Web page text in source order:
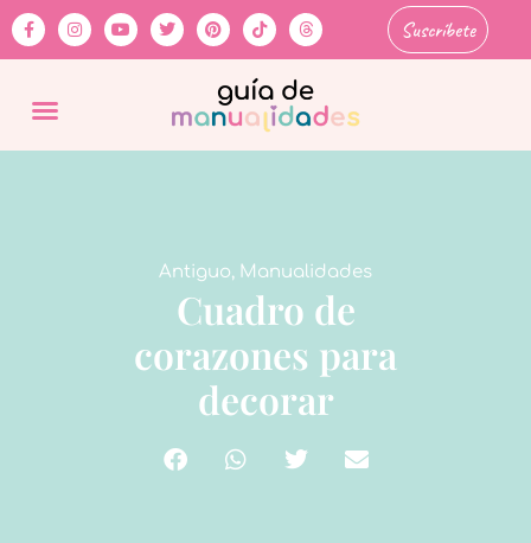
Suscríbete
Antiguo, Manualidades
Cuadro de
corazones para
decorar